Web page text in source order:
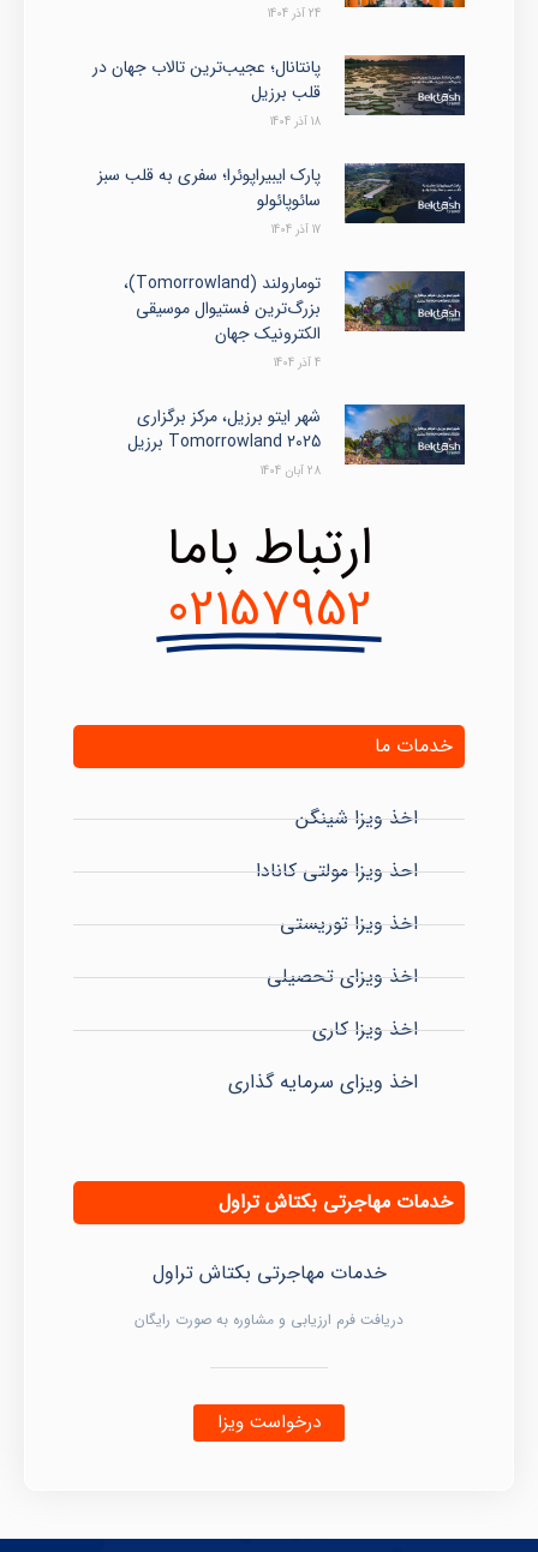
24 آذر 1404
پانتانال؛ عجیب‌ترین تالاب جهان در
قلب برزیل
18 آذر 1404
پارک ایبیراپوئرا؛ سفری به قلب سبز
سائوپائولو
17 آذر 1404
تومارولند (Tomorrowland)،
بزرگ‌ترین فستیوال موسیقی
الکترونیک جهان
4 آذر 1404
شهر ایتو برزیل، مرکز برگزاری
Tomorrowland 2025 برزیل
28 آبان 1404
ارتباط باما
02157952
خدمات ما
اخذ ویزا شینگن
احذ ویزا مولتی کانادا
اخذ ویزا توریستی
اخذ ویزای تحصیلی
اخذ ویزا کاری
اخذ ویزای سرمایه گذاری
خدمات مهاجرتی بکتاش تراول
خدمات مهاجرتی بکتاش تراول
دریافت فرم ارزیابی و مشاوره به صورت رایگان
درخواست ویزا